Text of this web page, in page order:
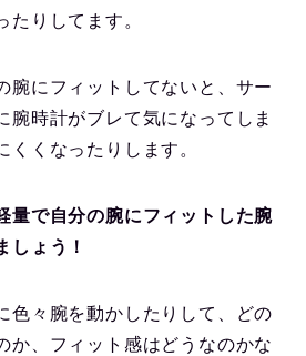
たりしてます。
腕にフィットしてないと、サー
腕時計がブレて気になってしま
くくなったりします。
量で自分の腕にフィットした腕
しょう！
色々腕を動かしたりして、どの
か、フィット感はどうなのかな